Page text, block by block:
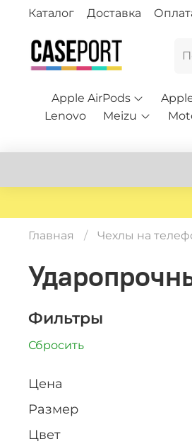
Каталог Доставка
Apple AirPods
Lenovo
Meizu
Главная Чехлы на
Фильтры
Сбросить
Цена
Размер
Цвет